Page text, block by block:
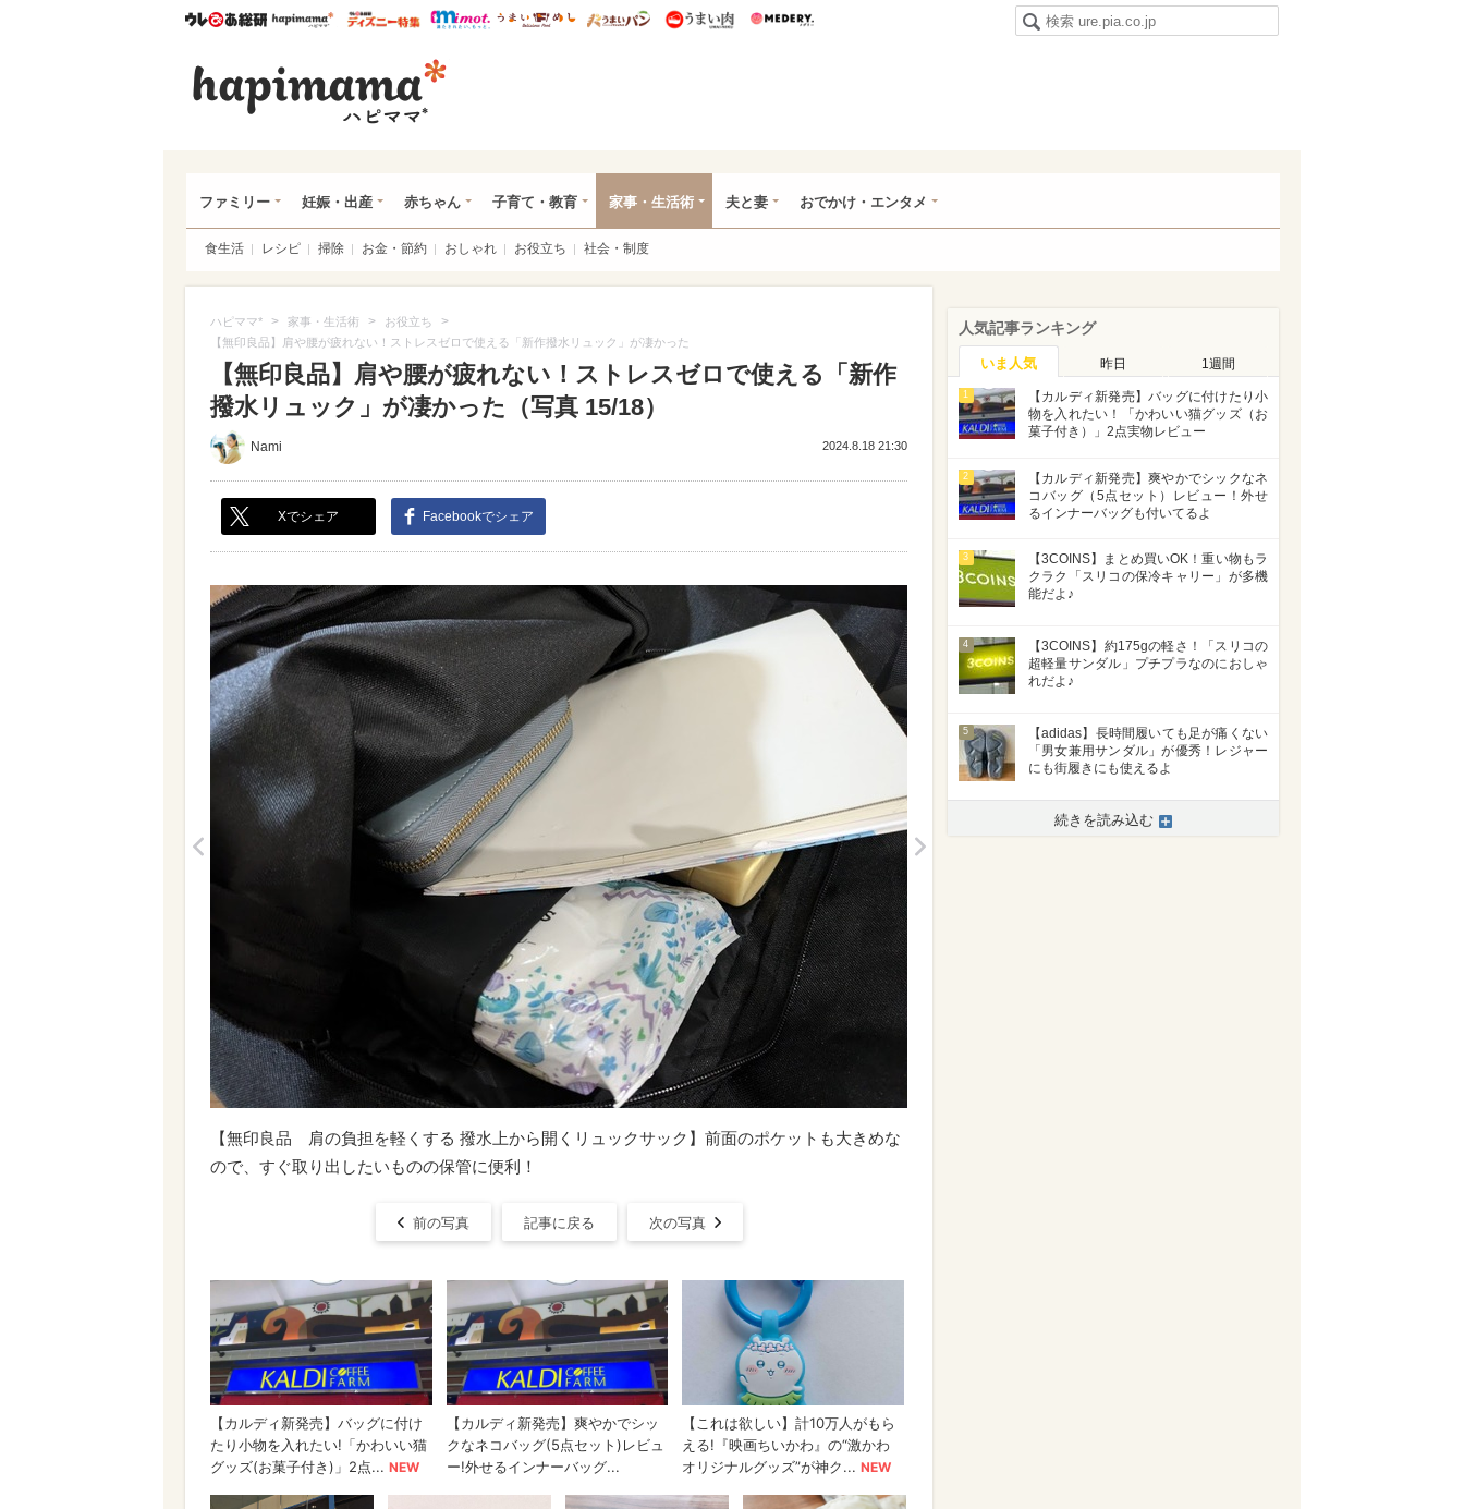
ウレぴあ総研ハピママ* ウレぴあ総研 ディズニー特集
mimot. うまいめし うまいパン うまい肉
ファミリー 妊娠・出産 赤ちゃん 子育て・教育 家事・生活術 夫と妻 おでかけ・エンタメ
食生活 レシピ 掃除 お金・節約 おしゃれ お役立ち 社会・制度
ハピママ* > 家事・生活術 > お役立ち >
【無印良品】肩や腰が疲れない！ストレスゼロで使える「新作撥水リュック」が凄かった
【無印良品】肩や腰が疲れない！ストレスゼロで使える「新作
撥水リュック」が凄かった（写真 15/18）
Nami 2024.8.18 21:30
Xでシェア Facebookでシェア
【無印良品 肩の負担を軽くする 撥水上から開くリュックサック】前面のポケットも大きめな
ので、すぐ取り出したいものの保管に便利！
前の写真 記事に戻る 次の写真
人気記事ランキング
いま人気 昨日 1週間
1
【カルディ新発売】バッグに付けたり小
物を入れたい！「かわいい猫グッズ（お
菓子付き）」2点実物レビュー
2
【カルディ新発売】爽やかでシックなネ
コバッグ（5点セット）レビュー！外せ
るインナーバッグも付いてるよ
3
【3COINS】まとめ買いOK！重い物もラ
クラク「スリコの保冷キャリー」が多機
能だよ♪
4
【3COINS】約175gの軽さ！「スリコの
超軽量サンダル」プチプラなのにおしゃ
れだよ♪
5
【adidas】長時間履いても足が痛くない
「男女兼用サンダル」が優秀！レジャー
にも街履きにも使えるよ
続きを読み込む